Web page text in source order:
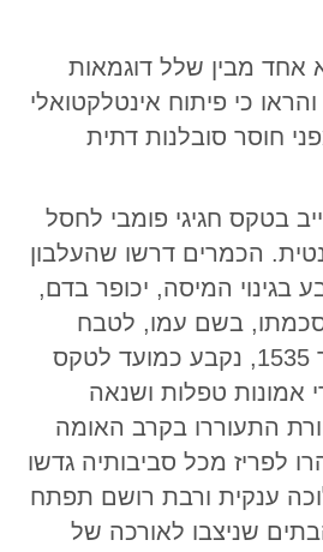
אחד מבין שלל דוגמאות
כי פיתוח אינטלקטואלי
חוסר סובלנות דתית
בטקס חגיגי פומבי לחסל
הכמרים דרשו שהעלבון
בגינוי המיסה, יכופר בדם,
בשם עמו, לטבח
הנורא. ה-21 בינואר 1535, נקבע כמועד לטקס
אמונות טפלות ושנאה
התעוררו בקרב האומה
לפריז מכל סביבותיה גדשו
ענקית ורבת רושם תפתח
שניצבו לאורכה של